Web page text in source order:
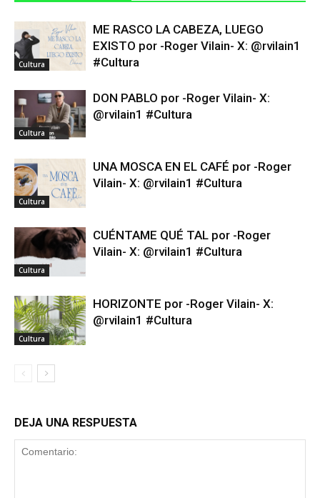
Cultura
ME RASCO LA CABEZA, LUEGO
EXISTO por -Roger Vilain- X: @rvilain1
#Cultura
Cultura
DON PABLO por -Roger Vilain- X:
@rvilain1 #Cultura
Cultura
UNA MOSCA EN EL CAFÉ por -Roger
Vilain- X: @rvilain1 #Cultura
Cultura
CUÉNTAME QUÉ TAL por -Roger
Vilain- X: @rvilain1 #Cultura
Cultura
HORIZONTE por -Roger Vilain- X:
@rvilain1 #Cultura
DEJA UNA RESPUESTA